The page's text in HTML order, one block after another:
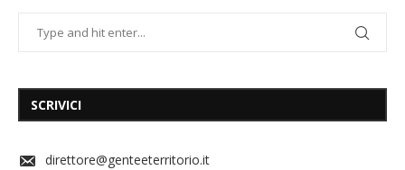
SCRIVICI
direttore@genteeterritorio.it